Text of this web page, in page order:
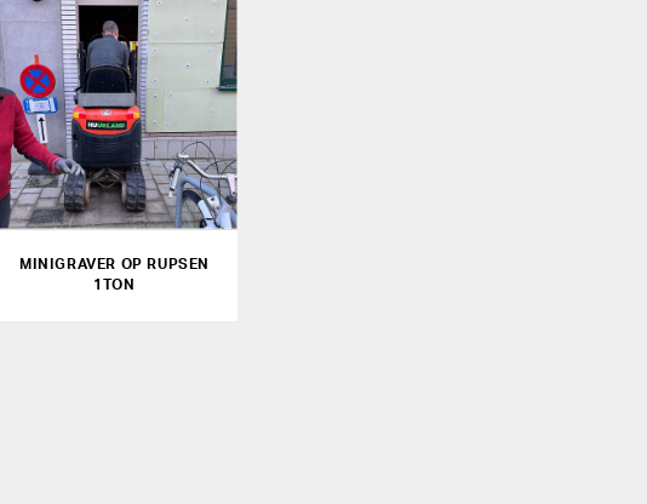
MINIGRAVER OP RUPSEN
1TON